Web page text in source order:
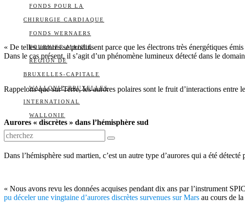
FONDS POUR LA
CHIRURGIE CARDIAQUE
FONDS WERNAERS
FOURNIER-MAJOIE
RÉGION DE
BRUXELLES-CAPITALE
WALLONIE-BRUXELLES
INTERNATIONAL
WALLONIE
« De telles aurores se produisent parce que les électrons très énergétiques
Dans le cas présent, il s’agit d’un phénomène lumineux détecté dans le
Rappelons que sur Terre, les aurores polaires sont le fruit d’interactions
Aurores « discrètes » dans l’hémisphère sud
Dans l’hémisphère sud martien, c’est un autre type d’aurores qui a été
« Nous avons revu les données acquises pendant dix ans par l’instrument
pu déceler une vingtaine d’aurores discrètes survenues sur Mars au cours de